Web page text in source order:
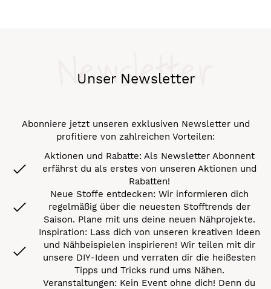
Unser Newsletter
Newsletter
Abonniere jetzt unseren exklusiven Newsletter und
profitiere von zahlreichen Vorteilen:
Aktionen und Rabatte: Als Newsletter Abonnent
erfährst du als erstes von unseren Aktionen und
Rabatten!
Neue Stoffe entdecken: Wir informieren dich
regelmäßig über die neuesten Stofftrends der
Saison. Plane mit uns deine neuen Nähprojekte.
Inspiration: Lass dich von unseren kreativen Ideen
und Nähbeispielen inspirieren! Wir teilen mit dir
unsere DIY-Ideen und verraten dir die heißesten
Tipps und Tricks rund ums Nähen.
Veranstaltungen: Kein Event ohne dich! Denn du